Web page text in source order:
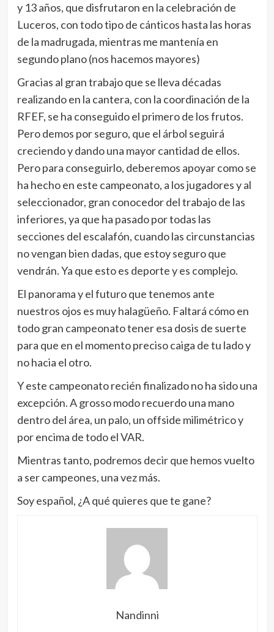
y 13 años, que disfrutaron en la celebración de
Luceros, con todo tipo de cánticos hasta las horas
de la madrugada, mientras me mantenía en
segundo plano (nos hacemos mayores)
Gracias al gran trabajo que se lleva décadas
realizando en la cantera, con la coordinación de la
RFEF, se ha conseguido el primero de los frutos.
Pero demos por seguro, que el árbol seguirá
creciendo y dando una mayor cantidad de ellos.
Pero para conseguirlo, deberemos apoyar como se
ha hecho en este campeonato, a los jugadores y al
seleccionador, gran conocedor del trabajo de las
inferiores, ya que ha pasado por todas las
secciones del escalafón, cuando las circunstancias
no vengan bien dadas, que estoy seguro que
vendrán. Ya que esto es deporte y es complejo.
El panorama y el futuro que tenemos ante
nuestros ojos es muy halagüeño. Faltará cómo en
todo gran campeonato tener esa dosis de suerte
para que en el momento preciso caiga de tu lado y
no hacia el otro.
Y este campeonato recién finalizado no ha sido una
excepción. A grosso modo recuerdo una mano
dentro del área, un palo, un offside milimétrico y
por encima de todo el VAR.
Mientras tanto, podremos decir que hemos vuelto
a ser campeones, una vez más.
Soy español, ¿A qué quieres que te gane?
Nandinni